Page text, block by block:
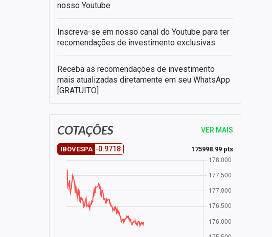
nosso Youtube
Inscreva-se em nosso canal do Youtube para ter
recomendações de investimento exclusivas
Receba as recomendações de investimento
mais atualizadas diretamente em seu WhatsApp
[GRATUITO]
COTAÇÕES VER MAIS
IBOVESPA -0.9718 175998.99 pts